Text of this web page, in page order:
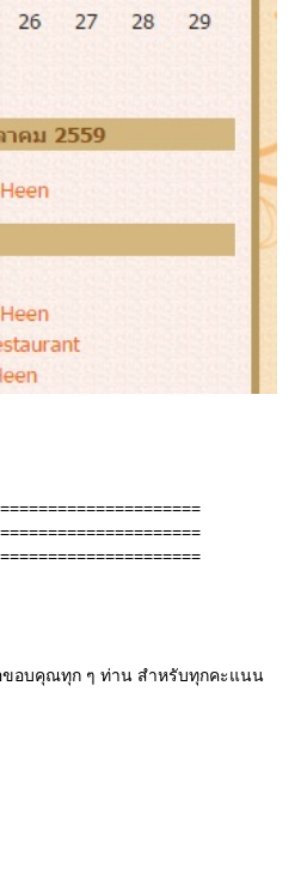
ขอบคุณทุก ๆ ท่าน สำหรับทุกคะแนน